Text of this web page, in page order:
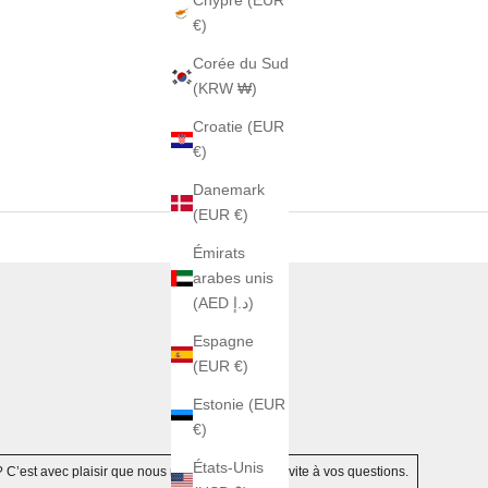
€)
Corée du Sud
(KRW ₩)
Croatie (EUR
€)
Danemark
(EUR €)
Émirats
arabes unis
(AED د.إ)
Espagne
(EUR €)
Estonie (EUR
€)
États-Unis
C’est avec plaisir que nous répondrons au plus vite à vos questions.